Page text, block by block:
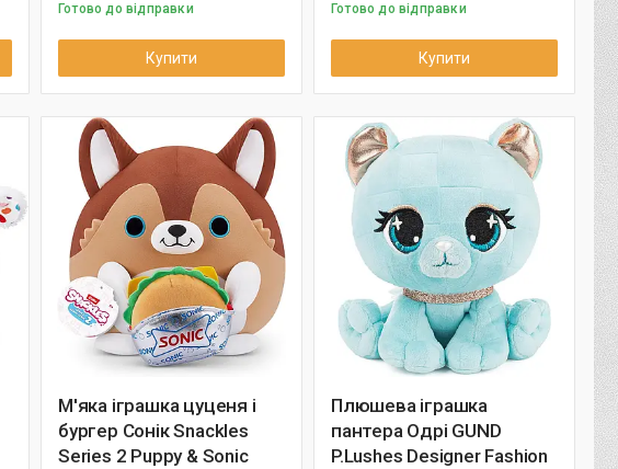
Готово до відправки
Купити
Готово до відправки
Купити
М'яка іграшка цуценя і
бургер Сонік Snackles
Series 2 Puppy & Sonic
Плюшева іграшка
пантера Одрі GUND
P.Lushes Designer Fashion